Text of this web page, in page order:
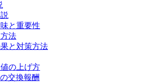
と重要性
法
と対策方法
の上げ方
交換報酬